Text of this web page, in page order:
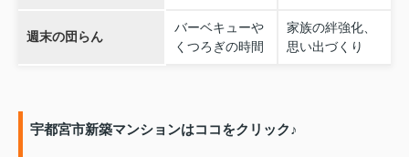
週末の団らん
バーベキューや
くつろぎの時間
家族の絆強化、
思い出づくり
宇都宮市新築マンションはココをクリック♪